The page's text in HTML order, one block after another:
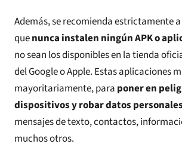
Además, se recomienda estrictamente
quenunca instalen ningún APK o
no sean los disponibles en la tienda
del Google o Apple. Estas aplicaciones
mayoritariamente, para poner en
dispositivos y robar datos personales
mensajes de texto, contactos,
muchos otros.